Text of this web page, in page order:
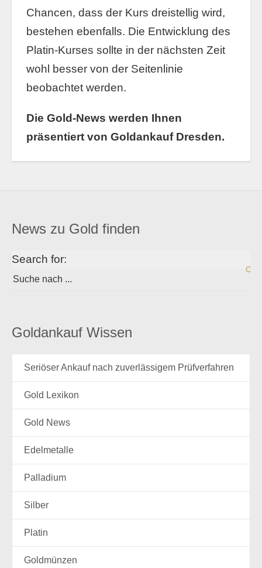
Chancen, dass der Kurs dreistellig wird,
bestehen ebenfalls. Die Entwicklung des
Platin-Kurses sollte in der nächsten Zeit
wohl besser von der Seitenlinie
beobachtet werden.
Die Gold-News werden Ihnen
präsentiert von Goldankauf Dresden.
News zu Gold finden
Search for:
Goldankauf Wissen
Seriöser Ankauf nach zuverlässigem Prüfverfahren
Gold Lexikon
Gold News
Edelmetalle
Palladium
Silber
Platin
Goldmünzen